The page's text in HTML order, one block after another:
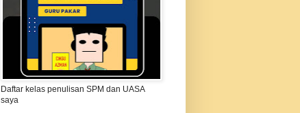
Daftar kelas penulisan SPM dan UASA
saya